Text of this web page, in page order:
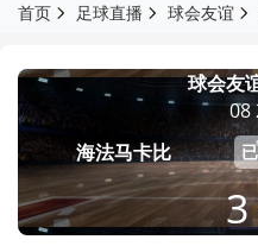
首页 足球直播 球会友谊
海法马卡比
球会友
08